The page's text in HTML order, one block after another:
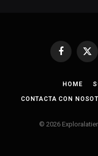
Facebook
X
HOME
CONTACTA CON
© 2026